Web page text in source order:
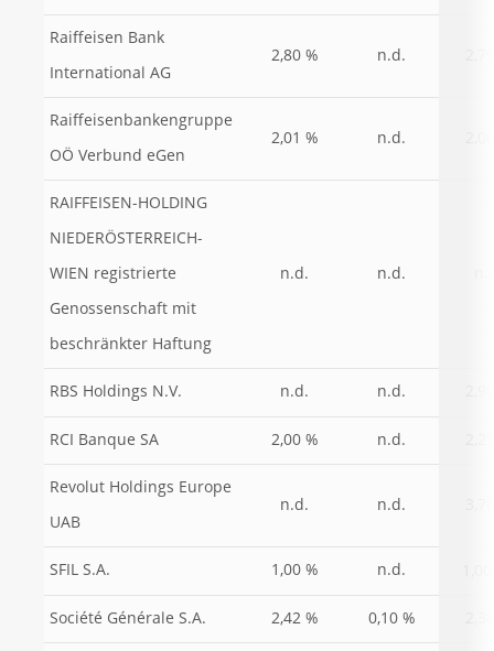
Raiffeisen Bank
International AG
2,80 % n.d.
Raiffeisenbankengruppe
OÖ Verbund eGen
2,01 % n.d.
RAIFFEISEN-HOLDING
NIEDERÖSTERREICH-
WIEN registrierte
Genossenschaft mit
beschränkter Haftung
n.d. n.d.
RBS Holdings N.V. n.d. n.d.
RCI Banque SA 2,00 % n.d.
Revolut Holdings Europe
UAB
n.d. n.d.
SFIL S.A. 1,00 % n.d.
Société Générale S.A. 2,42 % 0,10 %